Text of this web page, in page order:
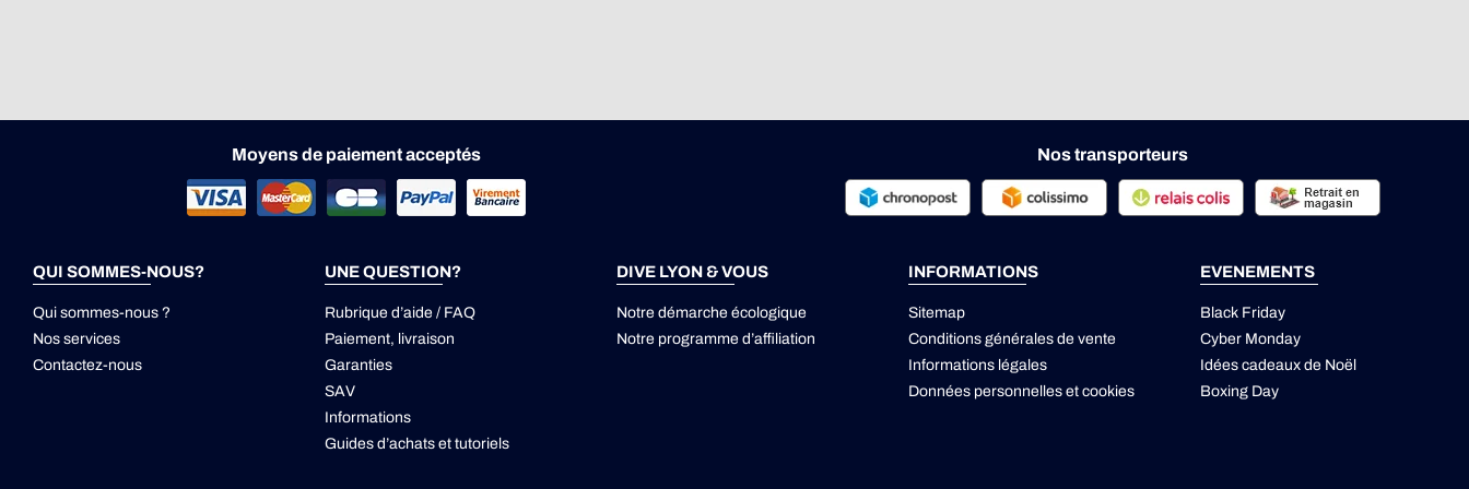
Moyens de paiement acceptés Nos transporteurs
QUI SOMMES-NOUS?
Qui sommes-nous ?
Nos services
Contactez-nous
UNE QUESTION?
Rubrique d’aide / FAQ
Paiement, livraison
Garanties
SAV
Informations
Guides d’achats et tutoriels
DIVE LYON & VOUS
Notre démarche écologique
Notre programme d’affiliation
INFORMATIONS
Sitemap
Conditions générales de vente
Informations légales
Données personnelles etcookies
EVENEMENTS
Black Friday
Cyber Monday
Idées cadeaux de Noël
Boxing Day